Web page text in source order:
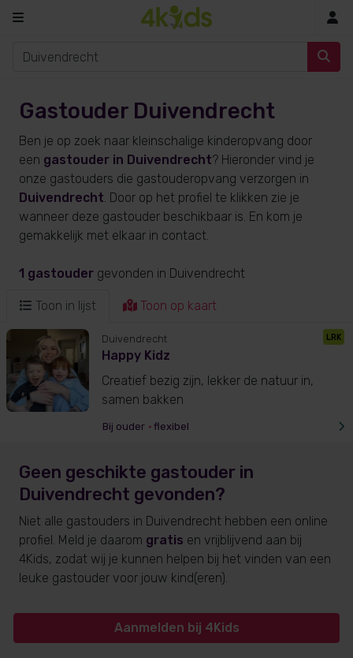
Gastouder Duivendrecht
Ben je op zoek naar kleinschalige kinderopvang door
een gastouder in Duivendrecht? Hieronder vind je
onze gastouders die gastouderopvang verzorgen in
Duivendrecht. Door op het profiel te klikken zie je
wanneer deze gastouder beschikbaar is. En kom je
gemakkelijk met elkaar in contact.
1 gastouder gevonden in Duivendrecht
Toon in lijst Toon op kaart
LRK
Duivendrecht
Happy Kidz
Creatief bezig zijn, lekker de natuur in,
samen bakken
Bij ouder •flexibel
Geen geschikte gastouder in
Duivendrecht gevonden?
Niet alle gastouders in Duivendrecht hebben een online
profiel. Meld je daarom gratis en vrijblijvend aan bij
4Kids, zodat wij je kunnen helpen bij het vinden van een
leuke gastouder voor jouw kind(eren).
Aanmelden bij 4Kids